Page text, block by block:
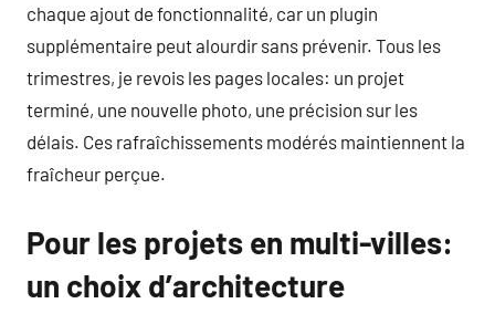
chaque ajout de fonctionnalité, car un plugin
supplémentaire peut alourdir sans prévenir. Tous les
trimestres, je revois les pages locales: un projet
terminé, une nouvelle photo, une précision sur les
délais. Ces rafraîchissements modérés maintiennent la
fraîcheur perçue.
Pour les projets en multi-villes:
un choix d’architecture